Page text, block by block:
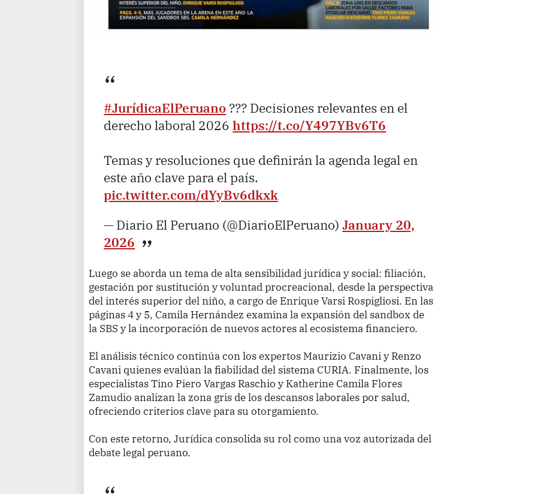
#JurídicaElPeruano ??? Decisiones relevantes en el
derecho laboral 2026https://t.co/Y497YBv6T6
Temas y resoluciones que definirán la agenda legal en
este año clave para el país.
pic.twitter.com/dYyBv6dkxk
— Diario El Peruano (@DiarioElPeruano)January 20,
2026
Luego se aborda un tema de alta sensibilidad jurídica y social: filiación,
gestación por sustitución y voluntad procreacional, desde la perspectiva
del interés superior del niño, a cargo de Enrique Varsi Rospigliosi. En las
páginas 4 y 5, Camila Hernández examina la expansión del sandbox de
la SBS y la incorporación de nuevos actores al ecosistema financiero.
El análisis técnico continúa con los expertos Maurizio Cavani y Renzo
Cavani quienes evalúan la fiabilidad del sistema CURIA. Finalmente, los
especialistas Tino Piero Vargas Raschio y Katherine Camila Flores
Zamudio analizan la zona gris de los descansos laborales por salud,
ofreciendo criterios clave para su otorgamiento.
Con este retorno, Jurídica consolida su rol como una voz autorizada del
debate legal peruano.